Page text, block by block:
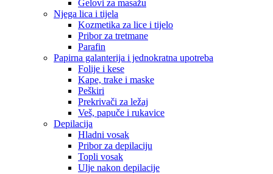
Gelovi za masažu
Njega lica i tijela
Kozmetika za lice i tijelo
Pribor za tretmane
Parafin
Papirna galanterija i jednokratna upotreba
Folije i kese
Kape, trake i maske
Peškiri
Prekrivači za ležaj
Veš, papuče i rukavice
Depilacija
Hladni vosak
Pribor za depilaciju
Topli vosak
Ulje nakon depilacije